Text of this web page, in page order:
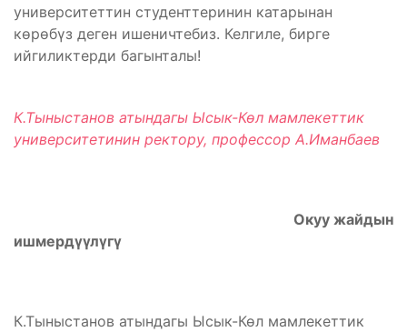
университеттин студенттеринин катарынан
көрөбүз деген ишеничтебиз. Келгиле, бирге
ийгиликтерди багынталы!
К.Тыныстанов атындагы Ысык-Көл мамлекеттик
университетинин ректору, профессор А.Иманбаев
Окуу жайдын
ишмердүүлүгү
К.Тыныстанов атындагы Ысык-Көл мамлекеттик